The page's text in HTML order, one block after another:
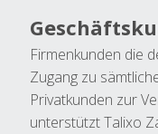
Firmenkunden die
Zugang zu
Privatkunden zur
unterstützt Talixo